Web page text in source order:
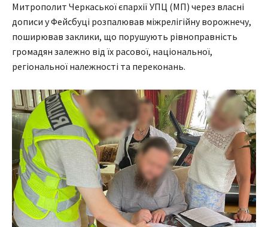
Митрополит Черкаської єпархії УПЦ (МП) через власні
дописи у Фейсбуці розпалював міжрелігійну ворожнечу,
поширював заклики, що порушують рівноправність
громадян залежно від їх расової, національної,
регіональної належності та переконань.